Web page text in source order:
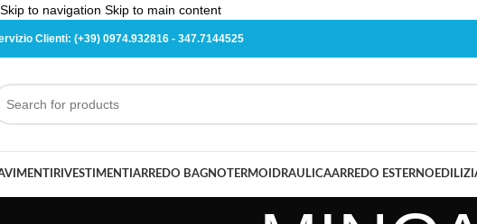
Skip to navigation Skip to main content
Clienti: (+39) 0974.932816 - 347.7144525
RIVESTIMENTI ARREDO BAGNOTERMOIDRAULICAARREDO ESTERNO